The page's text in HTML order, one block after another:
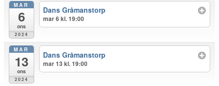
MAR
6
ons
2024
Dans Gråmanstorp
mar 6 kl. 19:00
MAR
13
ons
2024
Dans Gråmanstorp
mar 13 kl. 19:00